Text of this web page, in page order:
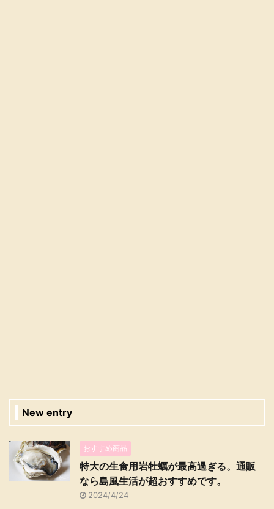
New entry
おすすめ商品
特大の生食用岩牡蠣が最高過ぎる。通販
なら島風生活が超おすすめです。
2024/4/24